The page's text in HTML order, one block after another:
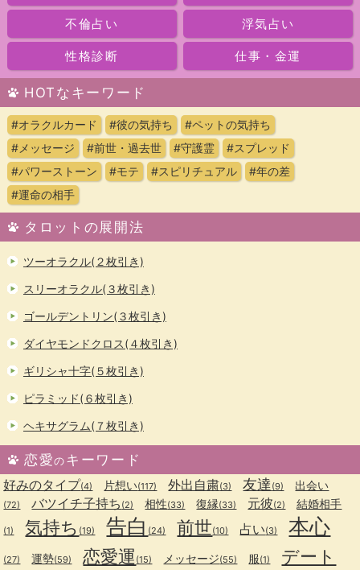
不倫占い 浮気占い
性格診断 仕事・金運
HOTなキーワード
#オラクルカード #彼の気持ち
#ペットの気持ち
#メッセージ
#前世・過去世 #守護霊
#スプレッド
#パワーストーン
#モテ #スピリチュアル
#年の差
#運命の相手
タロットの展開法
ツーオラクル(２枚引き)
スリーオラクル(３枚引き)
ゴールデントリン(３枚引き)
ダイヤモンドクロス(４枚引き)
ギリシャ十字(５枚引き)
ピラミッド(６枚引き)
ヘキサグラム(７枚引き)
恋愛のキーワード
好みのタイプ(4) 片想い(117) 外出自粛(3) 友達 (9) 出会い
(72) バツイチ子持ち (2) 相性(33) 復縁(33) 元彼(2) 結婚相手
(1) 気持ち (19) 告白 (24) 前世(10) 占い(3) 本心
(27) 運勢(59) 恋愛運 (15) メッセージ(55) 服(1) デート